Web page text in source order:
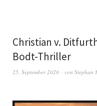
Christian v.
Bodt-Thriller
25. September 2020 von Stephan